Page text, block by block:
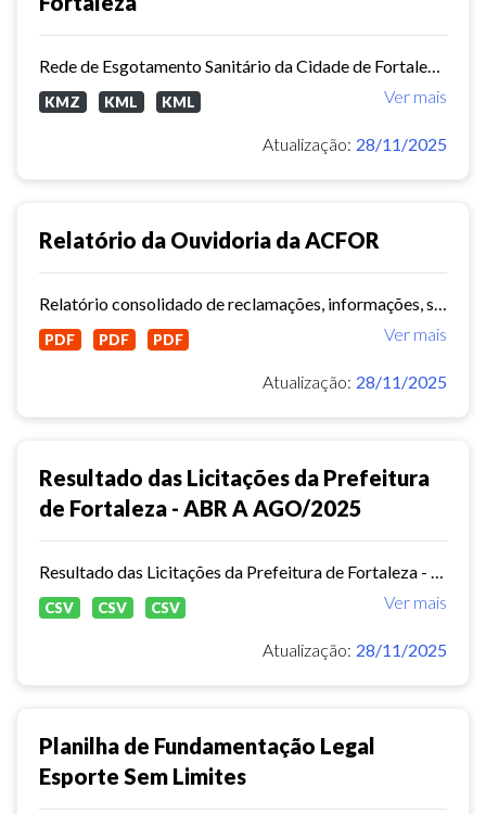
Ver mais
KMZ KML KML
Atualização: 28/11/2025
Relatório da Ouvidoria da ACFOR
Ver mais
PDF PDF PDF
Atualização: 28/11/2025
Resultado das Licitações da Prefeitura
de Fortaleza - ABR A AGO/2025
Ver mais
CSV CSV CSV
Atualização: 28/11/2025
Planilha de Fundamentação Legal
Esporte Sem Limites